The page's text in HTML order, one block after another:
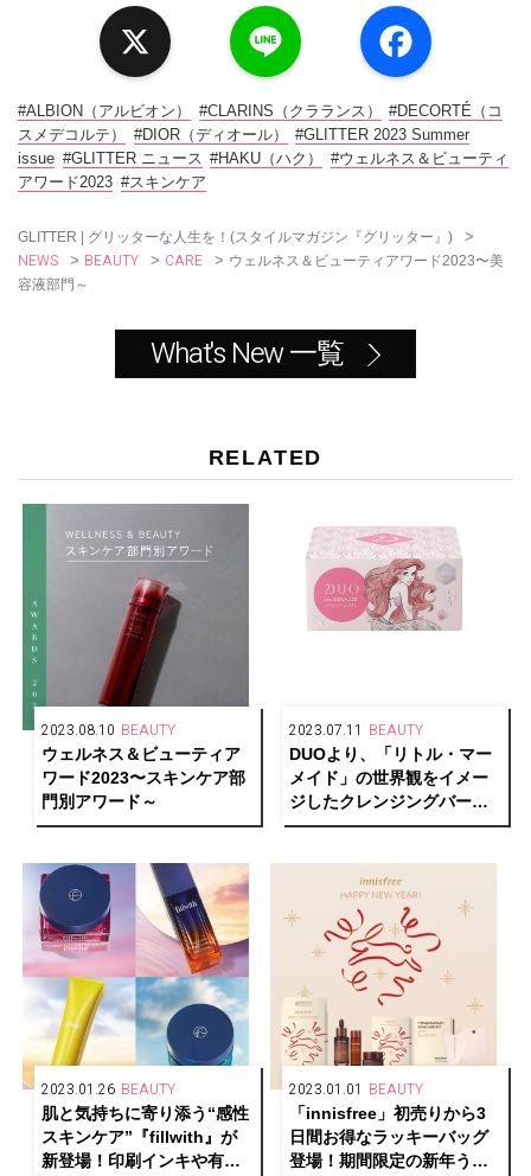
a
c
o
o
k
#ALBION（アルビオン） #CLARINS（クラランス）
#DECORTÉ（コ
スメデコルテ）
#DIOR（ディオール）
#GLITTER 2023 Summer
issue #GLITTER ニュース #HAKU（ハク）
#ウェルネス＆ビューティ
アワード2023 #スキンケア
GLITTER | グリッターな人生を！(スタイルマガジン『グリッター』) >
NEWS > BEAUTY > CARE > ウェルネス＆ビューティアワード2023〜美
容液部門～
What's New 一覧
RELATED
2023.08.10 BEAUTY
ウェルネス＆ビューティア
ワード2023〜スキンケア部
門別アワード～
2023.07.11 BEAUTY
DUOより、「リトル・マー
メイド」の世界観をイメー
ジしたクレンジングバーム
を発売中
2023.01.26 BEAUTY
肌と気持ちに寄り添う“感性
スキンケア”『fillwith』が
新登場！印刷インキや有機
2023.01.01 BEAUTY
「innisfree」初売りから3
日間お得なラッキーバッグ
登場！期間限定の新年うさ